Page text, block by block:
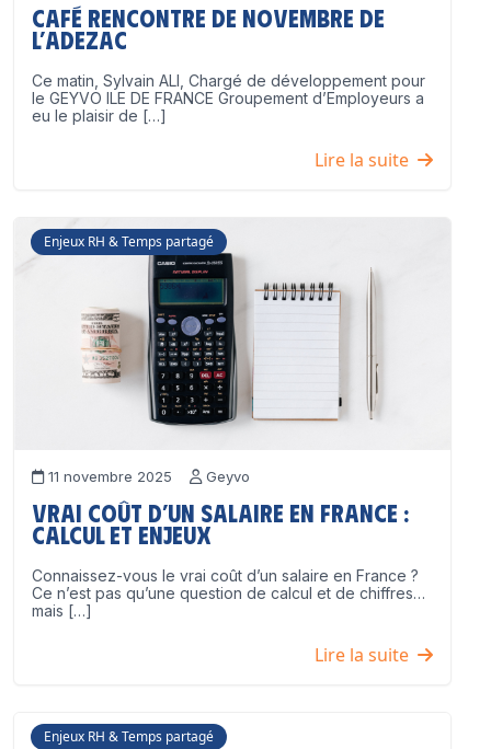
Café Rencontre de Novembre de
l’ADEZAC
Ce matin, Sylvain ALI, Chargé de développement pour
le GEYVO ILE DE FRANCE Groupement d’Employeurs a
eu le plaisir de […]
Lire la suite
Enjeux RH & Temps partagé
11 novembre 2025 Geyvo
Vrai coût d’un salaire en France :
calcul et enjeux
Connaissez-vous le vrai coût d’un salaire en France ?
Ce n’est pas qu’une question de calcul et de chiffres…
mais […]
Lire la suite
Enjeux RH & Temps partagé